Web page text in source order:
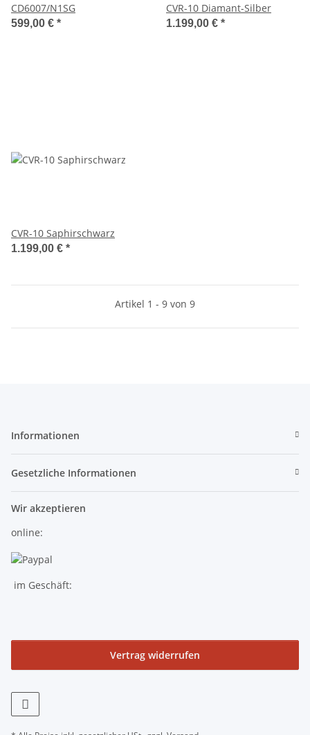
CD6007/N1SG
599,00 € *
CVR-10 Diamant-Silber
1.199,00 € *
CVR-10 Saphirschwarz
1.199,00 € *
Artikel 1 - 9 von 9
Informationen
Gesetzliche Informationen
Wir akzeptieren
online:
im Geschäft:
Vertrag widerrufen